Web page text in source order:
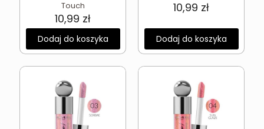
Touch
10,99 zł
Dodaj do koszyka
10,99 zł
Dodaj do koszyka